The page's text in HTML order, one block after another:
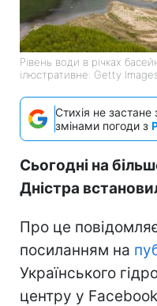
Рівень води в річках
ілюстративне: Getty
Стихія не
змінами погоди з
Сьогодні на
Дністра
Про це
посиланням на
Українського
центру у